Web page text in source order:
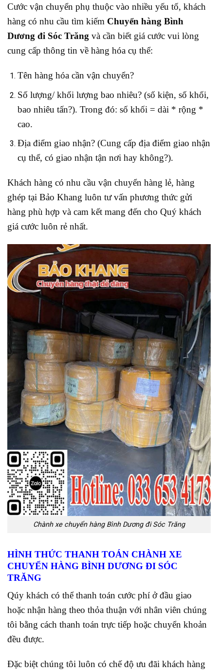
Cước vận chuyển phụ thuộc vào nhiều yếu tố, khách
hàng có nhu cầu tìm kiếm Chuyển hàng Bình
Dương đi Sóc Trăng và cần biết giá cước vui lòng
cung cấp thông tin về hàng hóa cụ thể:
Tên hàng hóa cần vận chuyển?
Số lượng/ khối lượng bao nhiêu? (số kiện, số khối,
bao nhiêu tấn?). Trong đó: số khối = dài * rộng *
cao.
Địa điểm giao nhận? (Cung cấp địa điểm giao nhận
cụ thể, có giao nhận tận nơi hay không?).
Khách hàng có nhu cầu vận chuyển hàng lẻ, hàng
ghép tại Bảo Khang luôn tư vấn phương thức gửi
hàng phù hợp và cam kết mang đến cho Quý khách
giá cước luôn rẻ nhất.
Chành xe chuyển hàng Bình Dương đi Sóc Trăng
HÌNH THỨC THANH TOÁN CHÀNH XE
CHUYỂN HÀNG BÌNH DƯƠNG ĐI SÓC
TRĂNG
Qúy khách có thể thanh toán cước phí ở đầu giao
hoặc nhận hàng theo thỏa thuận với nhân viên chúng
tôi bằng cách thanh toán trực tiếp hoặc chuyển khoản
đều được.
Đặc biệt chúng tôi luôn có chế độ ưu đãi khách hàng